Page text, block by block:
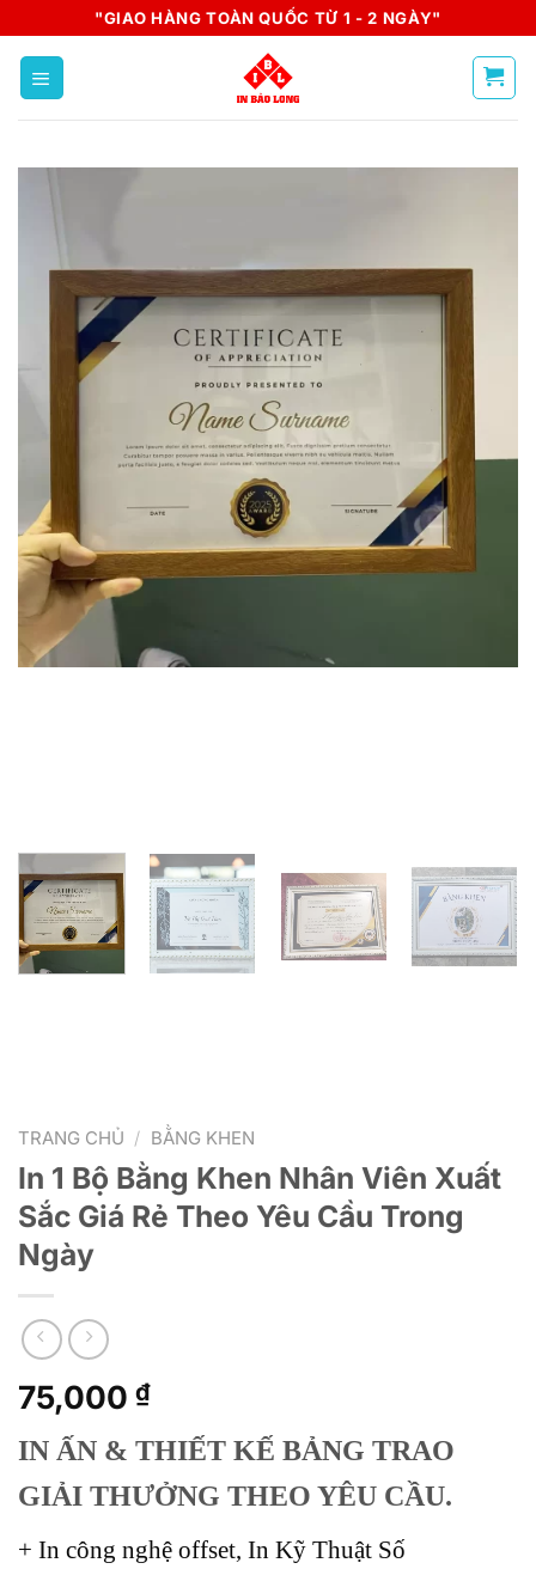
content
"GIAO HÀNG TOÀN QUỐC TỪ 1 - 2 NGÀY"
TRANG CHỦ / BẰNG KHEN
In 1 Bộ Bằng Khen Nhân Viên Xuất
Sắc Giá Rẻ Theo Yêu Cầu Trong
Ngày
75,000 ₫
IN ẤN & THIẾT KẾ BẢNG TRAO
GIẢI THƯỞNG THEO YÊU CẦU.
+ In công nghệ offset, In Kỹ Thuật Số